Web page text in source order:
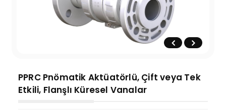
PPRC Pnömatik Aktüatörlü, Çift veya Tek
Etkili, Flanşlı Küresel Vanalar